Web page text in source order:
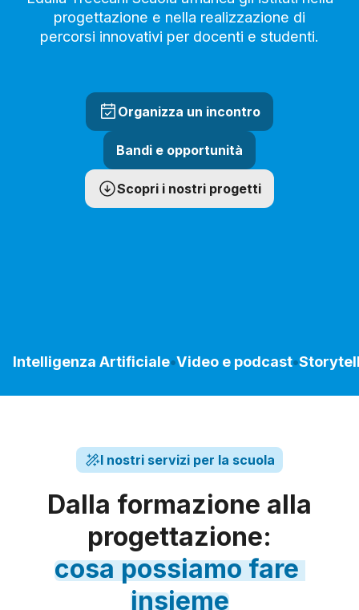
progettazione e nella realizzazione di
percorsi innovativi per docenti e studenti.
Organizza un incontro
Bandi e opportunità
Scopri i nostri progetti
Intelligenza Artificiale•Video e podcast•
I nostri servizi per la scuola
Dalla formazione alla
progettazione:
cosa possiamo fare
insieme